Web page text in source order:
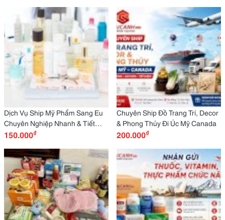
Dịch Vụ Ship Mỹ Phẩm Sang Eu
Chuyên Nghiệp Nhanh & Tiết
Kiệm
150.000₫
Chuyên Ship Đồ Trang Trí, Decor
& Phong Thủy Đi Úc Mỹ Canada
200.000₫